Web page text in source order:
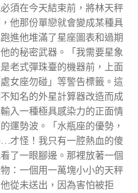
須在今天結束前，將林天秤
他那份單戀就會變成某種具
進他堆滿了星座圖表和過期
的秘密武器。「我需要星象
老式彈珠臺的機器前，上面
女座勿碰」等警告標籤。這
知名的外星計算器改造而成
入一種極具感染力的正面情
運勢波。「水瓶座的優勢，
才怪！我只有一腔熱血的傻
了一眼腳邊。那裡放著一個
：一個用一萬塊小小的天秤
從未送出，因為害怕被拒